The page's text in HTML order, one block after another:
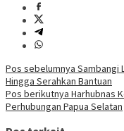
Navigasi
pos
Pos sebelumnya Sambangi
Hingga Serahkan Bantuan
Pos berikutnya Harhubnas
Perhubungan Papua Selatan